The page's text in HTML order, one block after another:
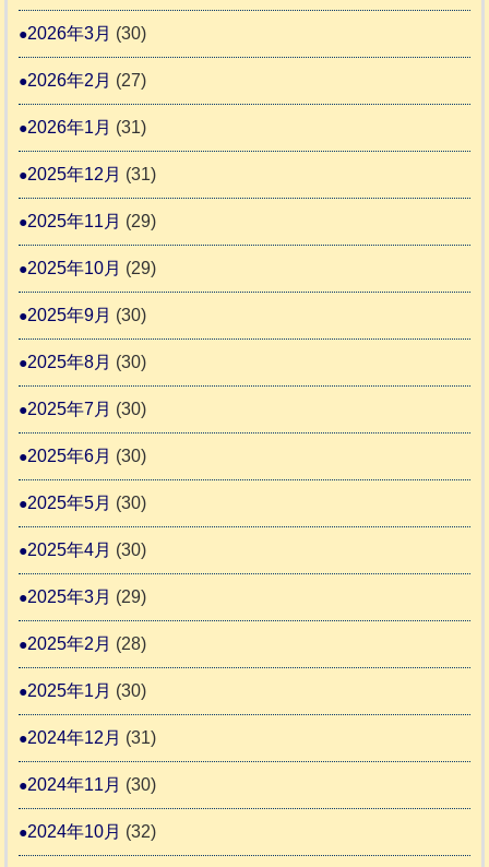
支
ま
2026年3月 (30)
2026年2月 (27)
2026年1月 (31)
2025年12月 (31)
2025年11月 (29)
2025年10月 (29)
2025年9月 (30)
2025年8月 (30)
2025年7月 (30)
2025年6月 (30)
2025年5月 (30)
2025年4月 (30)
2025年3月 (29)
2025年2月 (28)
2025年1月 (30)
2024年12月 (31)
2024年11月 (30)
2024年10月 (32)